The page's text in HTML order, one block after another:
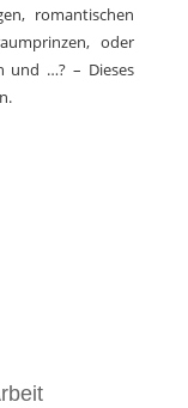
romantischen
oder
und …? – Dieses